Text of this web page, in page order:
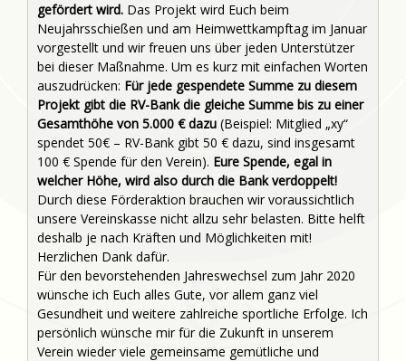
gefördert wird. Das Projekt wird Euch beim
Neujahrsschießen und am Heimwettkampftag im Januar
vorgestellt und wir freuen uns über jeden Unterstützer
bei dieser Maßnahme. Um es kurz mit einfachen Worten
auszudrücken: Für jede gespendete Summe zu diesem
Projekt gibt die RV-Bank die gleiche Summe bis zu einer
Gesamthöhe von 5.000 € dazu (Beispiel: Mitglied „xy“
spendet 50€ – RV-Bank gibt 50 € dazu, sind insgesamt
100 € Spende für den Verein). Eure Spende, egal in
welcher Höhe, wird also durch die Bank verdoppelt!
Durch diese Förderaktion brauchen wir voraussichtlich
unsere Vereinskasse nicht allzu sehr belasten. Bitte helft
deshalb je nach Kräften und Möglichkeiten mit!
Herzlichen Dank dafür.
Für den bevorstehenden Jahreswechsel zum Jahr 2020
wünsche ich Euch alles Gute, vor allem ganz viel
Gesundheit und weitere zahlreiche sportliche Erfolge. Ich
persönlich wünsche mir für die Zukunft in unserem
Verein wieder viele gemeinsame gemütliche und